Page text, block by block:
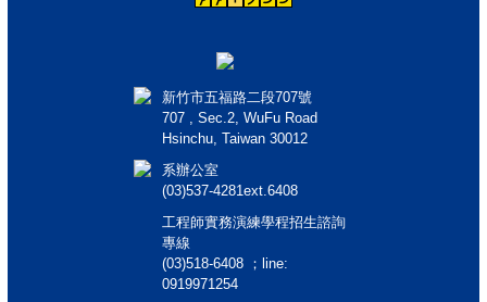
新竹市五福路二段707號
707 , Sec.2, WuFu Road
Hsinchu, Taiwan 30012
系辦公室
(03)537-4281ext.6408
工程師實務演練學程招生諮詢
專線
(03)518-6408 ；line:
0919971254